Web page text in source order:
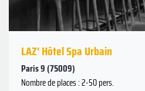
LAZ' Hôtel Spa Urbain
Paris 9 (75009)
Nombre de places : 2-50 pers.